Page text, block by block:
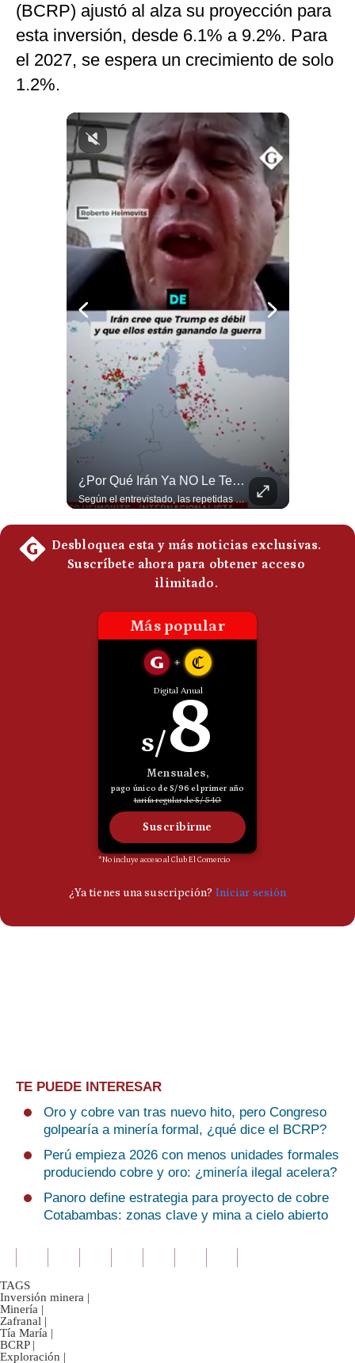
Gestión TV
Videos
Fotogalerías
gestion.pe
Condiciones
Privacidad
Frecuentes
(BCRP) ajustó al alza su proyección para
esta inversión, desde 6.1% a 9.2%. Para
el 2027, se espera un crecimiento de solo
1.2%.
¿Por Qué Irán Ya NO Le Teme A Donald Trump? | #radar24
TE PUEDE INTERESAR
Oro y cobre van tras nuevo hito, pero Congreso
golpearía a minería formal, ¿qué dice el BCRP?
Perú empieza 2026 con menos unidades formales
produciendo cobre y oro: ¿minería ilegal acelera?
Panoro define estrategia para proyecto de cobre
Cotabambas: zonas clave y mina a cielo abierto
TAGS
Inversión minera |
Minería |
Zafranal |
Tía María |
BCRP |
Exploración |